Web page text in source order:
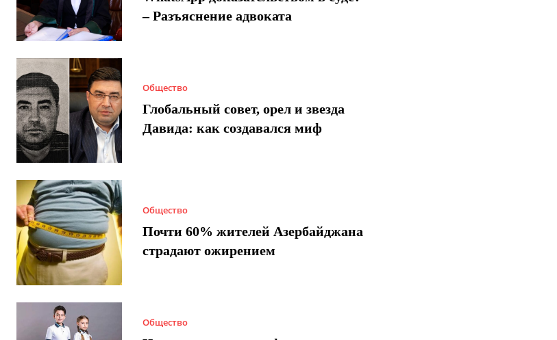
– Разъяснение адвоката
Общество
Глобальный совет, орел и звезда
Давида: как создавался миф
Общество
Почти 60% жителей Азербайджана
страдают ожирением
Общество